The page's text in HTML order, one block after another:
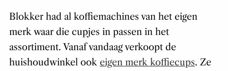
Blokker had al koffiemachines van het eigen
merk waar die cupjes in passen in het
assortiment. Vanaf vandaag verkoopt de
huishoudwinkel ook eigen merk koffiecups. Ze